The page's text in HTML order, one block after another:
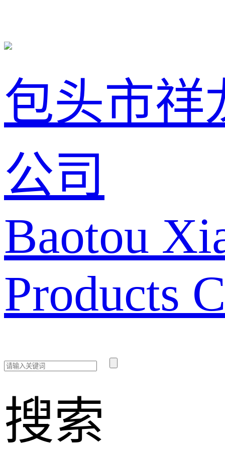
包头市祥
公司
Baotou
Products
搜索